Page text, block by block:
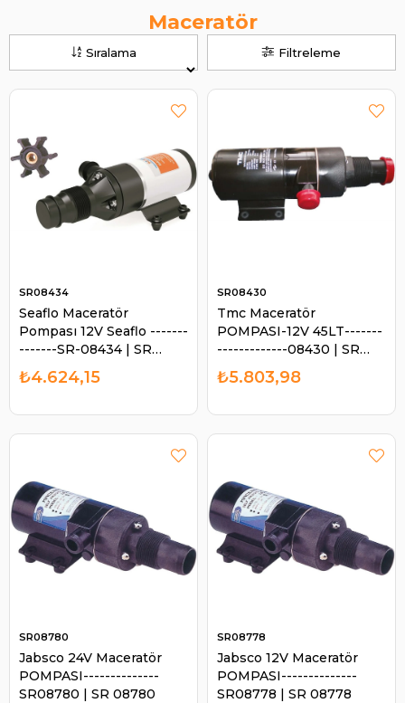
Filtreleme
Sıralama
Maceratör
Seaflo Maceratör
Pompası 12V Seaflo -------
-------SR-08434 | SR
08434
SR08434
₺4.624,15
Tmc Maceratör
POMPASI-12V 45LT-------
-------------08430 | SR
08430
SR08430
₺5.803,98
Jabsco 24V Maceratör
POMPASI--------------
SR08780 | SR 08780
SR08780
Jabsco 12V Maceratör
POMPASI--------------
SR08778 | SR 08778
SR08778